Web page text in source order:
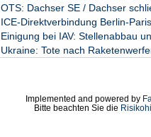
OTS: Dachser SE / Dachser
ICE-Direktverbindung Berlin-
Einigung bei IAV: Stellenabbau
Ukraine: Tote nach
Implemented and powered by
Bitte beachten Sie die